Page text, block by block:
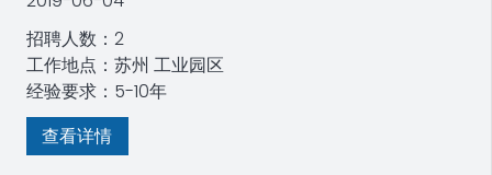
招聘人数：2
工作地点：苏州 工业园区
经验要求：5-10年
查看详情